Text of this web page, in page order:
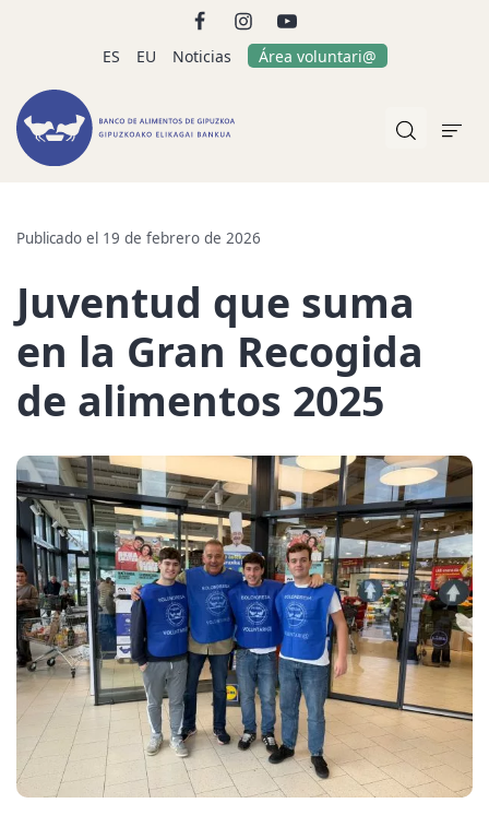
ES EU Noticias Área voluntari@
Publicado el 19 de febrero de 2026
Juventud que suma
en la Gran Recogida
de alimentos 2025